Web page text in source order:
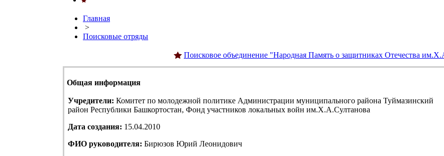
Главная
>
Поисковые отряды
Поисковое объединение "Народная Память о защитниках Отечества
Общая информация
Учредители: Комитет по молодежной политике Администрации муниципального района Туймазинский
район Республики Башкортостан, Фонд участников локальных войн им.Х.А.Султанова
Дата создания: 15.04.2010
ФИО руководителя: Бирюзов Юрий Леонидович